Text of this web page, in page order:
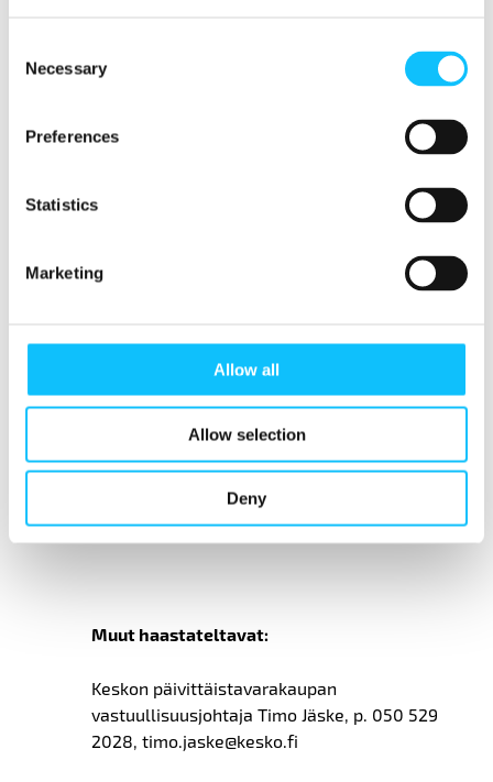
Selection
Necessary
Preferences
Statistics
Marketing
Allow all
Allow selection
Deny
suomalaisista
käyttöä koskevat kriteerit kieltävät syrjinnän,
parantavat tasa-arvoa ja demokratiaa. Osa
onnistuessa uusien kriteerien on tarkoitus olla
saatavilla kaikille kiinnostuneille yrityksille
Reilu kauppa ry:n toiminnanjohtaja Janne
Sivonen, p. 044 356 9369,
janne.sivonen@fairtrade.fi
Muut haastateltavat:
Keskon päivittäistavarakaupan
vastuullisuusjohtaja Timo Jäske, p. 050 529
2028, timo.jaske@kesko.fi